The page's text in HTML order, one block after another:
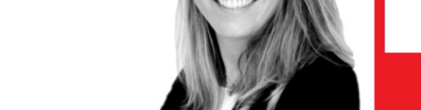
¿En qué podemos ayudarte?